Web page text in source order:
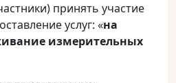
принять участие
услуг: «на
измерительных